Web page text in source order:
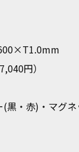
円）
・赤)・マグ